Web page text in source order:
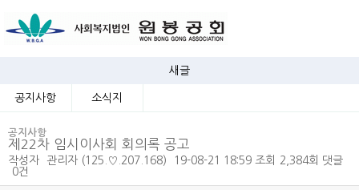
새글
공지사항 소식지
공지사항
제22차 임시이사회 회의록 공고
작성자 관리자 (125.♡.207.168) 19-08-21 18:59 조회 2,384회 댓글
0건